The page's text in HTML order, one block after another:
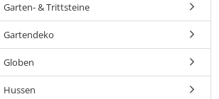
Garten- & Trittsteine
Gartendeko
Globen
Hussen